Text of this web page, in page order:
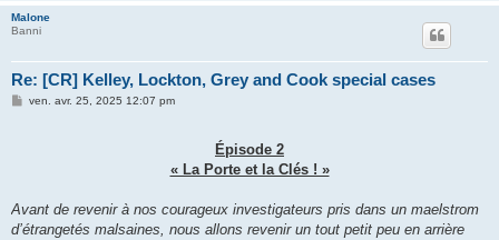
Malone
Banni
Re: [CR] Kelley, Lockton, Grey and Cook special cases
Mven. avr. 25, 2025 12:07 pm
Épisode 2
« La Porte et la Clés ! »
Avant de revenir à nos courageux investigateurs pris dans un maelstrom
d’étrangetés malsaines, nous allons revenir un tout petit peu en arrière